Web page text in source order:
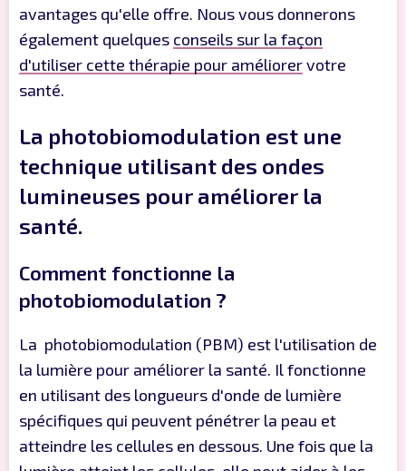
avantages qu'elle offre. Nous vous donnerons
également quelques conseils sur la façon
d'utiliser cette thérapie pour améliorervotre
santé.
La photobiomodulation est une
technique utilisant des ondes
lumineuses pour améliorer la
santé.
Comment fonctionne la
photobiomodulation ?
La photobiomodulation (PBM) est l'utilisation de
la lumière pour améliorer la santé. Il fonctionne
en utilisant des longueurs d'onde de lumière
spécifiques qui peuvent pénétrer la peau et
atteindre les cellules en dessous. Une fois que la